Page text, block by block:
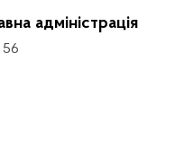
адміністрація
56